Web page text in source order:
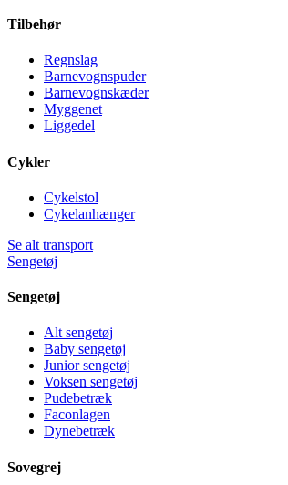
Tilbehør
Regnslag
Barnevognspuder
Barnevognskæder
Myggenet
Liggedel
Cykler
Cykelstol
Cykelanhænger
Se alt transport
Sengetøj
Sengetøj
Alt sengetøj
Baby sengetøj
Junior sengetøj
Voksen sengetøj
Pudebetræk
Faconlagen
Dynebetræk
Sovegrej